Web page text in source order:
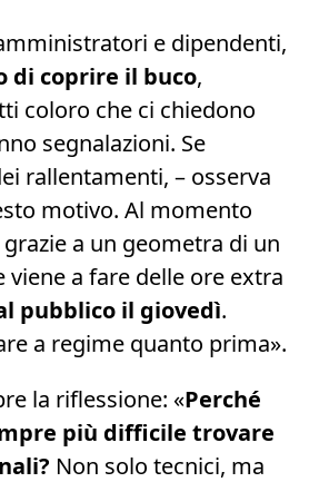
e dipendenti,
di coprire il buco,
coloro che ci chiedono
segnalazioni. Se
rallentamenti, – osserva
motivo. Al momento
grazie a un geometra di un
viene a fare delle ore extra
pubblico il giovedì.
a regime quanto prima».
la riflessione: «Perché
più difficile trovare
Non solo tecnici, ma